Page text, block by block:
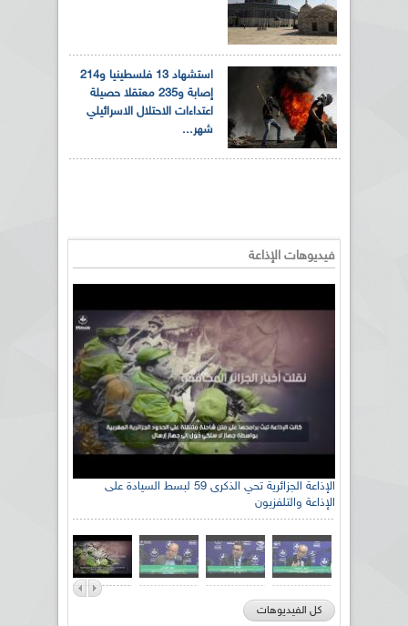
استشهاد 13 فلسطينيا و214
إصابة و235 معتقلا حصيلة
اعتداءات الاحتلال الاسرائيلي
شهر...
فيديوهات الإذاعة
الإذاعة الجزائرية تحي الذكرى 59 لبسط السيادة على
الإذاعة والتلفزيون
كل الفيديوهات